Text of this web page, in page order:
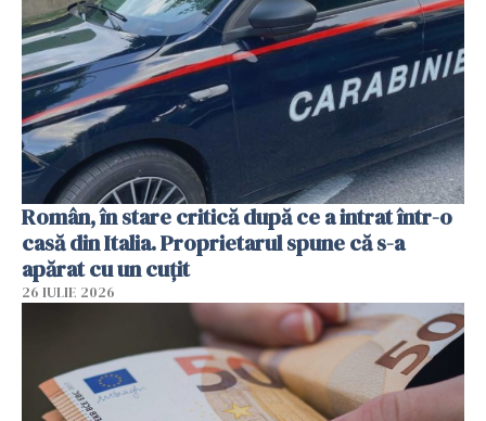
Român, în stare critică după ce a intrat într-o
casă din Italia. Proprietarul spune că s-a
apărat cu un cuțit
26 IULIE 2026